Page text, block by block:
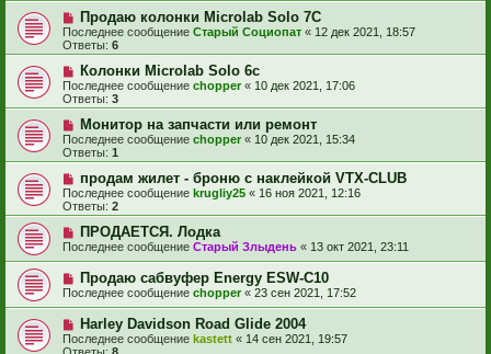
Продаю колонки Microlab Solo 7C
Последнее сообщение Старый Социопат « 12 дек 2021, 18:57
Ответы: 6
Колонки Microlab Solo 6c
Последнее сообщение chopper« 10 дек 2021, 17:06
Ответы: 3
Монитор на запчасти или ремонт
Последнее сообщение chopper « 10 дек 2021, 15:34
Ответы: 1
продам жилет - броню с наклейкой VTX-CLUB
Последнее сообщение krugliy25 « 16 ноя 2021, 12:16
Ответы: 2
ПРОДАЕТСЯ. Лодка
Последнее сообщение Старый Злыдень « 13 окт 2021, 23:11
Продаю сабвуфер Energy ESW-C10
Последнее сообщение chopper« 23 сен 2021, 17:52
Harley Davidson Road Glide 2004
Последнее сообщение kastett « 14 сен 2021, 19:57